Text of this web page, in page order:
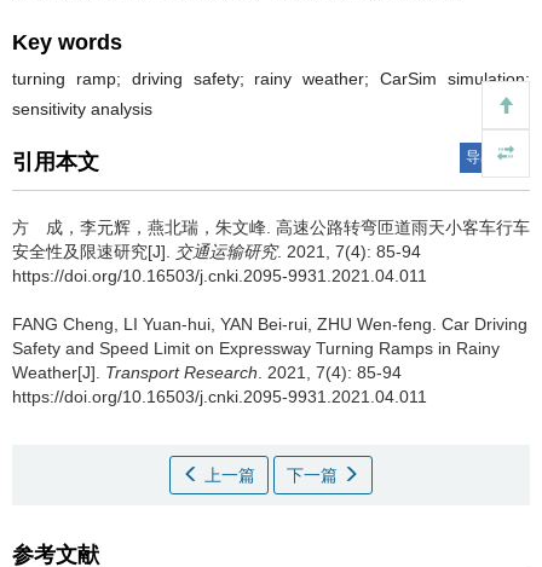
Key words
turning ramp; driving safety; rainy weather; CarSim simulation;
sensitivity analysis
引用本文 导出引用
方 成，李元辉，燕北瑞，朱文峰. 高速公路转弯匝道雨天小客车行车
安全性及限速研究[J]. 交通运输研究. 2021, 7(4): 85-94
https://doi.org/10.16503/j.cnki.2095-9931.2021.04.011
FANG Cheng, LI Yuan-hui, YAN Bei-rui, ZHU Wen-feng. Car Driving
Safety and Speed Limit on Expressway Turning Ramps in Rainy
Weather[J]. Transport Research . 2021, 7(4): 85-94
https://doi.org/10.16503/j.cnki.2095-9931.2021.04.011
上一篇 下一篇
参考文献